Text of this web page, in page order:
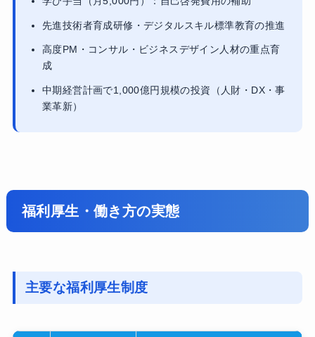
先進技術者育成研修・デジタルスキル標準教育の推進
高度PM・コンサル・ビジネスデザイン人材の重点育
成
中期経営計画で1,000億円規模の投資（人財・DX・事
業革新）
福利厚生・働き方の実態
主要な福利厚生制度